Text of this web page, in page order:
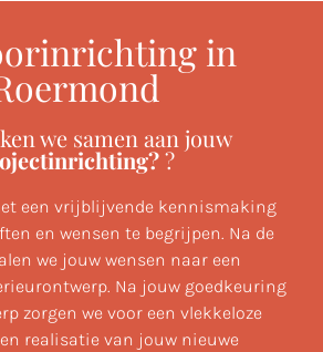
in
we samen aan jouw
?
een vrijblijvende kennismaking
en wensen te begrijpen. Na de
we jouw wensen naar een
Na jouw goedkeuring
zorgen we voor een vlekkeloze
realisatie van jouw nieuwe